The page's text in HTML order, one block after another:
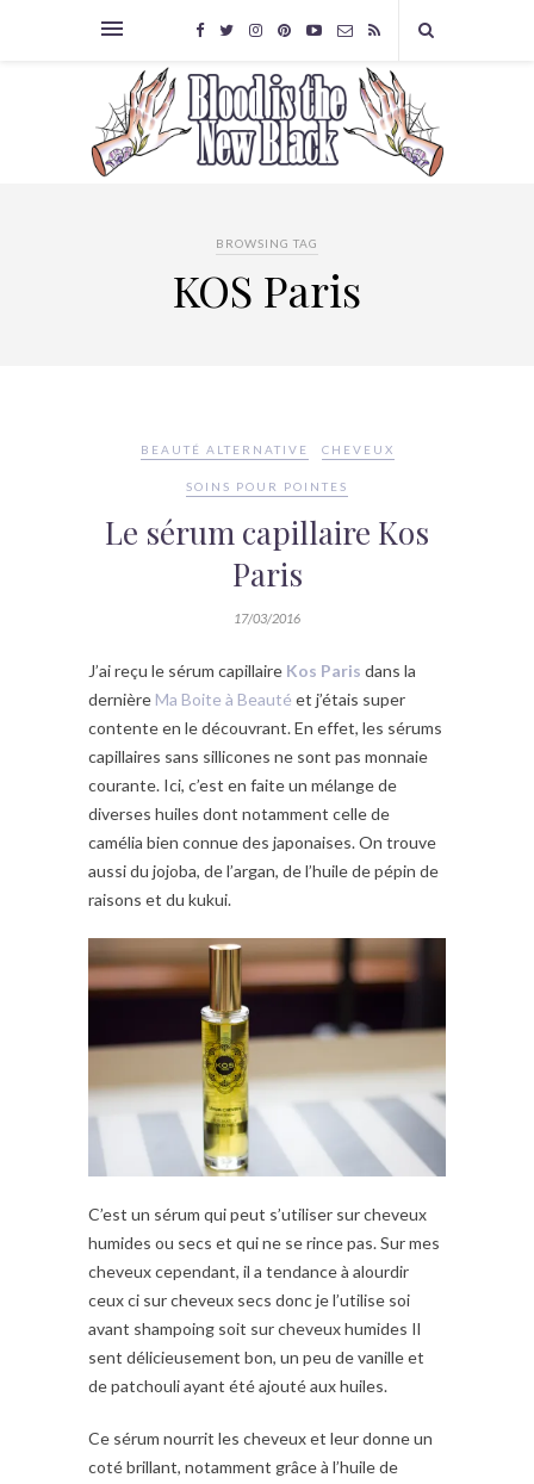
BROWSING TAG
KOS Paris
BEAUTÉ ALTERNATIVE CHEVEUX
SOINS POUR POINTES
Le sérum capillaire Kos
Paris
17/03/2016
J’ai reçu le sérum capillaire Kos Paris dans la
dernière Ma Boite à Beauté et j’étais super
contente en le découvrant. En effet, les sérums
capillaires sans sillicones ne sont pas monnaie
courante. Ici, c’est en faite un mélange de
diverses huiles dont notamment celle de
camélia bien connue des japonaises. On trouve
aussi du jojoba, de l’argan, de l’huile de pépin de
raisons et du kukui.
C’est un sérum qui peut s’utiliser sur cheveux
humides ou secs et qui ne se rince pas. Sur mes
cheveux cependant, il a tendance à alourdir
ceux ci sur cheveux secs donc je l’utilise soi
avant shampoing soit sur cheveux humides Il
sent délicieusement bon, un peu de vanille et
de patchouli ayant été ajouté aux huiles.
Ce sérum nourrit les cheveux et leur donne un
coté brillant, notamment grâce à l’huile de